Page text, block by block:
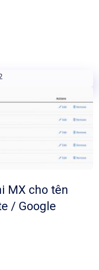
MX cho tên
/ Google